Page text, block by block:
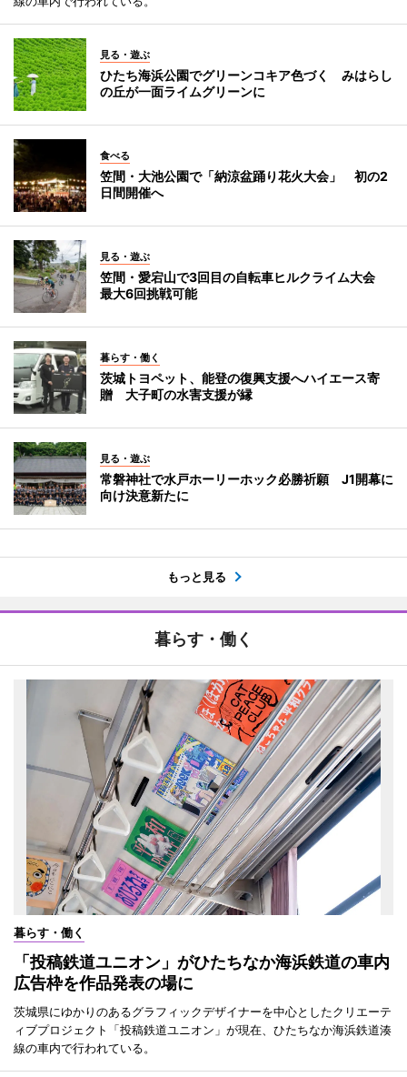
見る・遊ぶ
ひたち海浜公園でグリーンコキア色づく みはらし
の丘が一面ライムグリーンに
食べる
笠間・大池公園で「納涼盆踊り花火大会」 初の2
日間開催へ
見る・遊ぶ
笠間・愛宕山で3回目の自転車ヒルクライム大会
最大6回挑戦可能
暮らす・働く
茨城トヨペット、能登の復興支援へハイエース寄
贈 大子町の水害支援が縁
見る・遊ぶ
常磐神社で水戸ホーリーホック必勝祈願 J1開幕に
向け決意新たに
もっと見る
暮らす・働く
暮らす・働く
「投稿鉄道ユニオン」がひたちなか海浜鉄道の車内
広告枠を作品発表の場に
茨城県にゆかりのあるグラフィックデザイナーを中心としたクリエーテ
ィブプロジェクト「投稿鉄道ユニオン」が現在、ひたちなか海浜鉄道湊
線の車内で行われている。